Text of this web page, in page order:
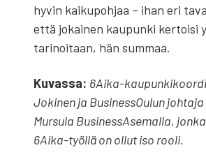
hyvin kai­ku­poh­jaa – ihan eri
että jokai­nen kau­pun­ki ker­toi­si
tari­noi­taan, hän sum­maa.
Kuvas­sa: 6Ai­ka-
Joki­nen ja Business­Oulun
Mur­su­la Busi­ness­A­se­mal­la,
6Ai­ka-työl­lä on ollut iso roo­li.